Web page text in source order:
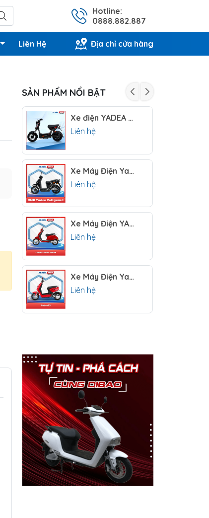
Hotline:
0888.882.887
Liên Hệ Địa chỉ cửa hàng
SẢN PHẨM NỔI BẬT
Xe điện YADEA XBULL 2024
Liên hệ
Xe Máy Điện Yadea Voltguard (72V-26Ah)
Liên hệ
Xe Máy Điện YADEA ODORA TTFAR
Liên hệ
Xe Máy Điện Yadea E3
Liên hệ